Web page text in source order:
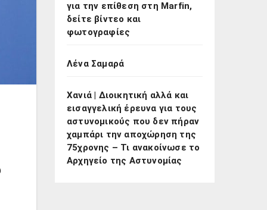
για την επίθεση στη Marfin,
δείτε βίντεο και
φωτογραφίες
Λένα Σαμαρά
Χανιά | Διοικητική αλλά και
εισαγγελική έρευνα για τους
αστυνομικούς που δεν πήραν
χαμπάρι την αποχώρηση της
75χρονης – Τι ανακοίνωσε το
Αρχηγείο της Αστυνομίας